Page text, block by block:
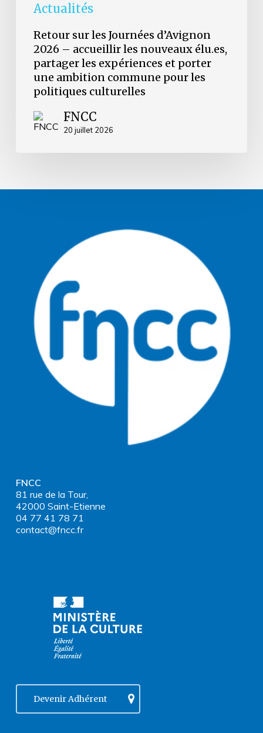
Actualités
porter
ambition
commune
politiques
culturelles
Retour sur les Journées d’Avignon
2026 – accueillir les nouveaux élu.es,
partager les expériences et porter
une ambition commune pour les
politiques culturelles
FNCC
20 juillet 2026
FNCC
81 rue de la Tour,
42000 Saint-Etienne
04 77 41 78 71
contact@fncc.fr
Devenir Adhérent